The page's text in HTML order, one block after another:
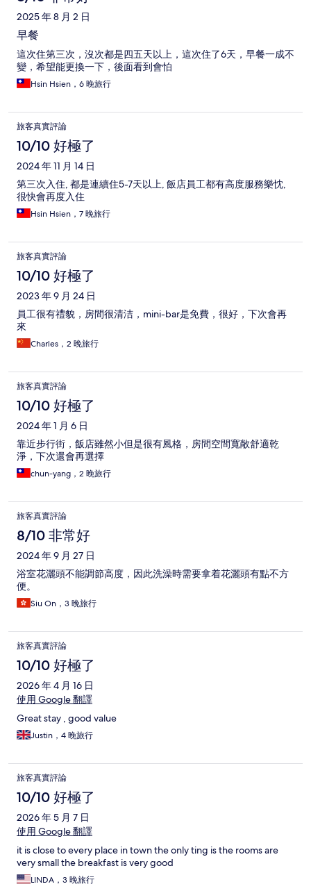
2025 年 8 月 2 日
早餐
這次住第三次，沒次都是四五天以上，這次住了6天，早餐一成不
變，希望能更換一下，後面看到會怕
Hsin Hsien，6 晚旅行
旅客真實評論
10/10 好極了
2024 年 11 月 14 日
第三次入住, 都是連續住5-7天以上, 飯店員工都有高度服務樂忱,
很快會再度入住
Hsin Hsien，7 晚旅行
旅客真實評論
10/10 好極了
2023 年 9 月 24 日
員工很有禮貌，房間很清洁，mini-bar是免費，很好，下次會再
來
Charles，2 晚旅行
旅客真實評論
10/10 好極了
2024 年 1 月 6 日
靠近步行街，飯店雖然小但是很有風格，房間空間寬敞舒適乾
淨，下次還會再選擇
chun-yang，2 晚旅行
旅客真實評論
8/10 非常好
2024 年 9 月 27 日
浴室花灑頭不能調節高度，因此洗澡時需要拿着花灑頭有點不方
便。
Siu On，3 晚旅行
旅客真實評論
10/10 好極了
2026 年 4 月 16 日
使用 Google 翻譯
Great stay , good value
Justin，4 晚旅行
旅客真實評論
10/10 好極了
2026 年 5 月 7 日
使用 Google 翻譯
it is close to every place in town the only ting is the rooms are
very small the breakfast is very good
LINDA，3 晚旅行